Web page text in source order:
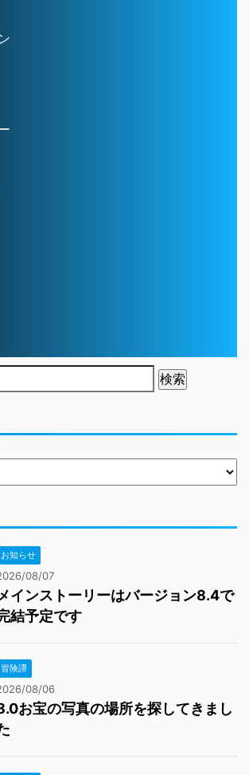
お知らせ
08/07
インストーリーはバージョン8.4で
結予定です
冒険譚
08/06
お宝の写真の場所を探してきまし